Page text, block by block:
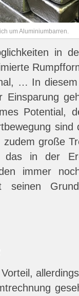
um Aluminiumbarren.
in
… In
Potential,
sind
große
in der
immer
seinen